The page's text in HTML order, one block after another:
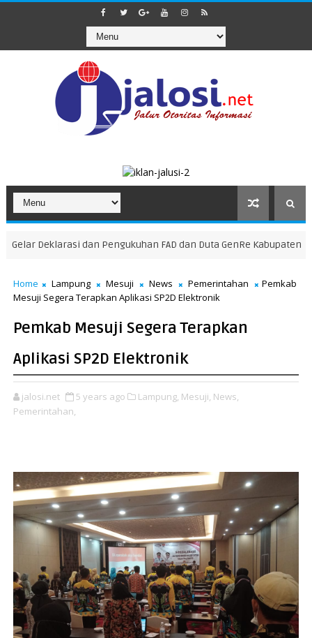
Deklarasi dan Pengukuhan FAD dan Duta GenRe Kabupaten Mesuji
Home Lampung Mesuji News Pemerintahan
Pemkab
Mesuji Segera Terapkan Aplikasi SP2D Elektronik
Pemkab Mesuji Segera Terapkan
Aplikasi SP2D Elektronik
jalosi.net 5 years ago Lampung, Mesuji, News,
Pemerintahan,